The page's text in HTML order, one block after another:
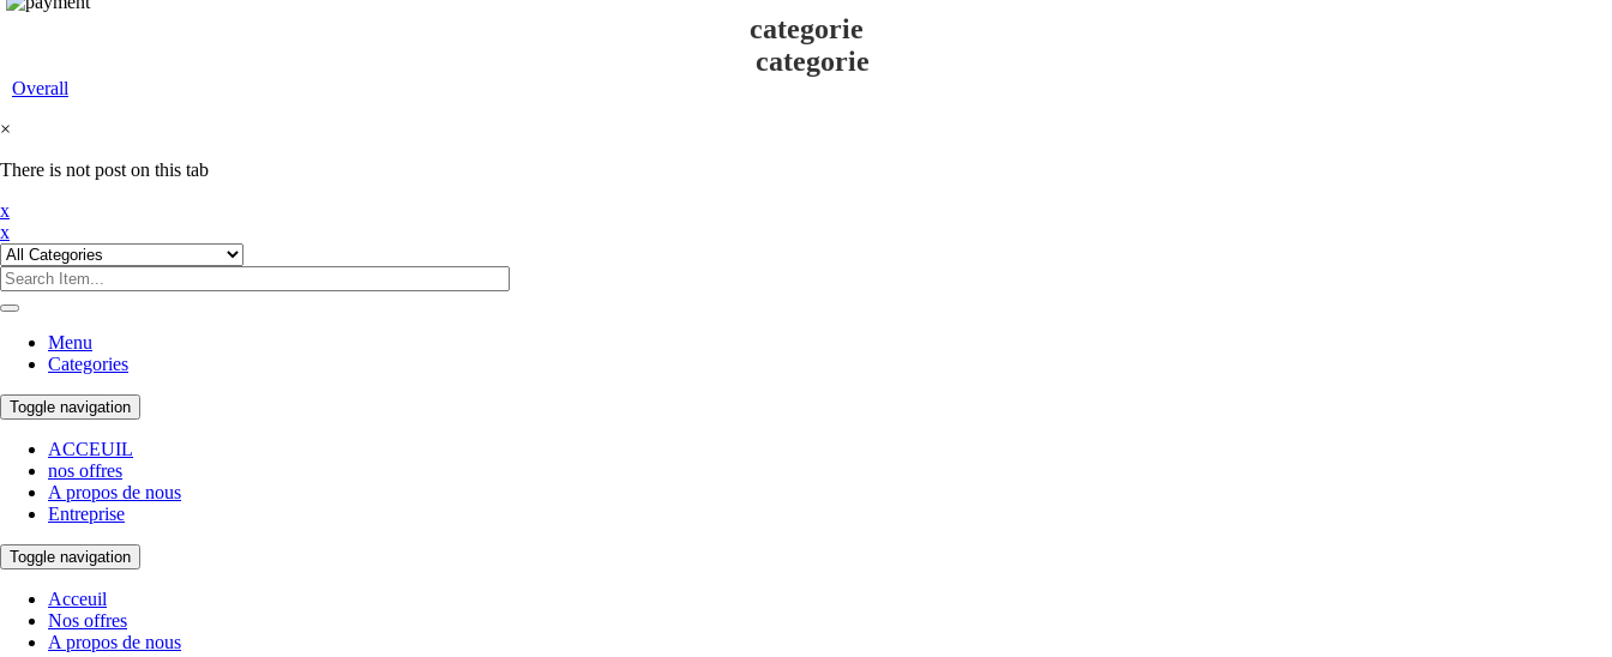
categorie
categorie
Overall
×
There is not post on this tab
x
x
Menu
Categories
Toggle navigation
ACCEUIL
nos offres
A propos de nous
Entreprise
Toggle navigation
Acceuil
Nos offres
A propos de nous